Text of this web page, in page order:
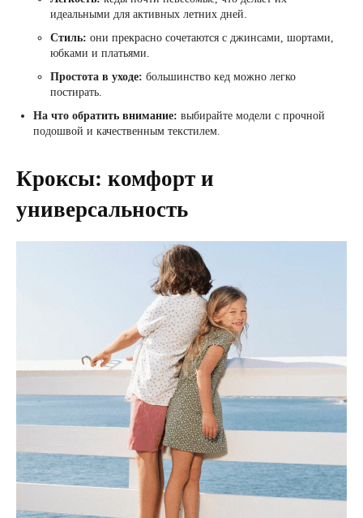
идеальными для активных летних дней.
Стиль: они прекрасно сочетаются с джинсами, шортами,
юбками и платьями.
Простота в уходе: большинство кед можно легко
постирать.
На что обратить внимание: выбирайте модели с прочной
подошвой и качественным текстилем.
Кроксы: комфорт и
универсальность